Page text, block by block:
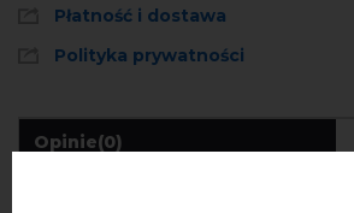
Płatność i dostawa
Polityka prywatności
Opinie(0)